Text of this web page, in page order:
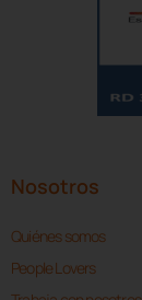
Nosotros
Quiénes somos
People Lovers